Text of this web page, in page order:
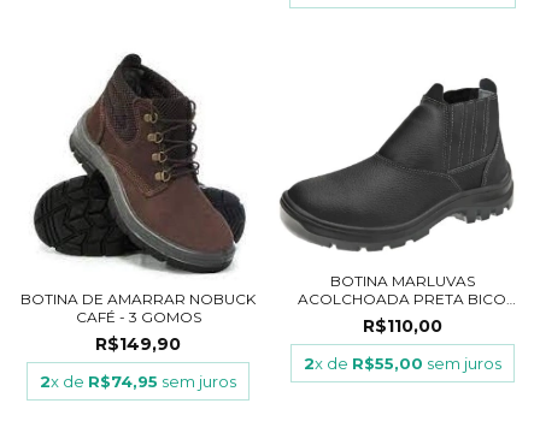
BOTINA DE AMARRAR NOBUCK
CAFÉ - 3 GOMOS
R$149,90
2x de R$74,95 sem juros
BOTINA MARLUVAS
ACOLCHOADA PRETA BICO
PL...
R$110,00
2x de R$55,00 sem juros